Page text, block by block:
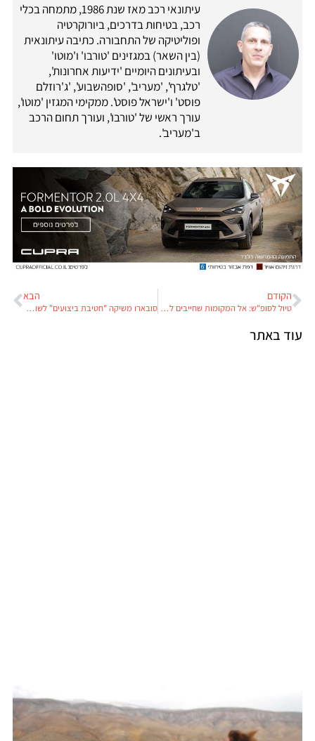
עיתונאי רכב מאז שנת 1986, מתמחה בכלי
רכב, בטיחות בדרכים, ביורוקרטיה
ופוליטיקה של התחבורה. כתיבה עיתונאית
(בין השאר) במגזינים 'טורבו' ו'מוטו'
ובעיתונים היומיים 'ידיעות אחרונות',
'טלגרף', 'מעריב', 'סופהשבוע', 'ג'רוזלם
פוסט' ו'ישראל פוסט'. ממקימי המגזין 'מוטו',
עורך ראשי של 'טורבו', ועורך תחום הרכב
ב'מעריב'.
הקודם
טיול לסופ"ש: אל המקומות שחייבים לבקר בהם לפני הקיץ – חלק ראשון
הבא
סובארו משיקה "חטיבת ביצועים" לשוק האמריקני
עוד באתר